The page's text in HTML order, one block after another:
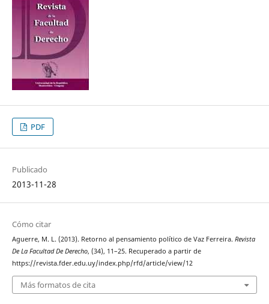
PDF
Publicado
2013-11-28
Cómo citar
Aguerre, M. L. (2013). Retorno al pensamiento político de Vaz Ferreira. Revista
De La Facultad De Derecho, (34), 11–25. Recuperado a partir de
https://revista.fder.edu.uy/index.php/rfd/article/view/12
Más formatos de cita